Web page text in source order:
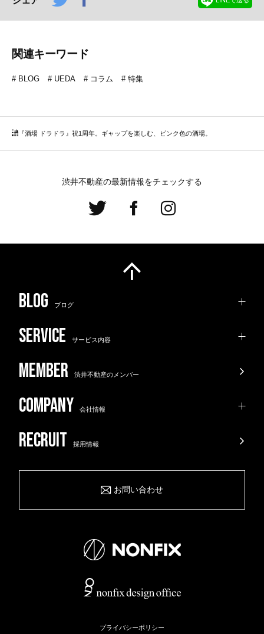
関連キーワード
BLOG UEDA コラム 特集
『酒場 ドラドラ』祝1周年。ギャップを楽しむ、ピンク色の酒場。
渋井不動産の最新情報をチェックする
ブログ
サービス内容
渋井不動産のメンバー
会社情報
採用情報
お問い合わせ
プライバシーポリシー